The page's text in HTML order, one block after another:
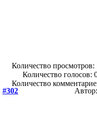
Количество просмотров:
Количество голосов:
Количество
#302